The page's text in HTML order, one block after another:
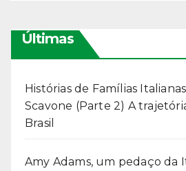
Últimas
Histórias de Famílias
Scavone (Parte 2) A
Brasil
Amy Adams, um pedaço da